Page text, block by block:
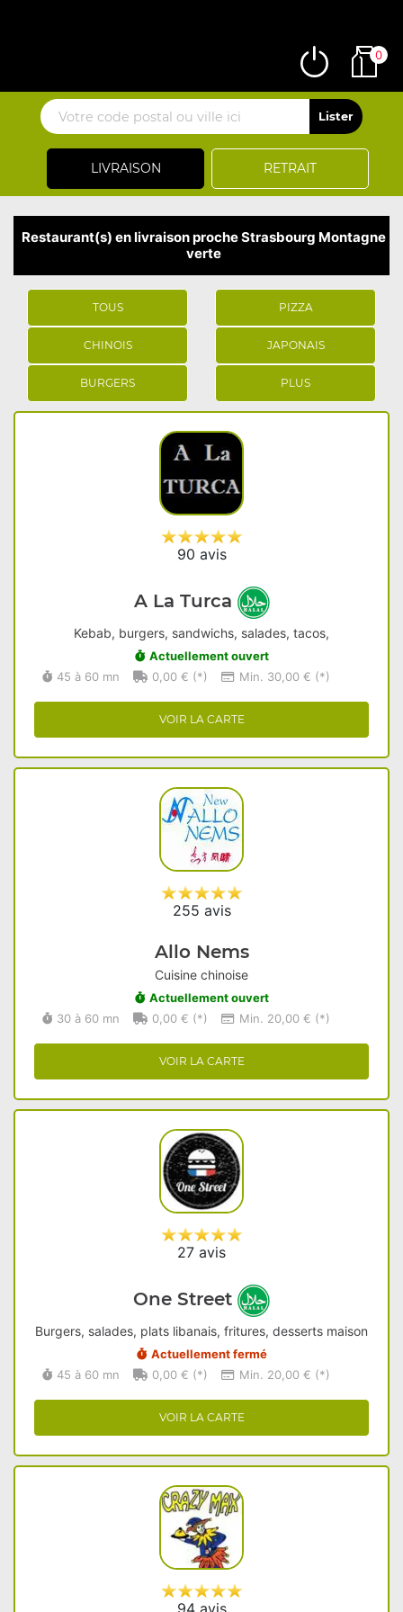
LIVRAISON RETRAIT
0
Restaurant(s) en livraison proche Strasbourg Montagne
verte
TOUS PIZZA
CHINOIS JAPONAIS
BURGERS PLUS
90 avis
A La Turca
Kebab, burgers, sandwichs, salades, tacos,
Actuellement ouvert
45 à 60 mn
0,00 € (*) Min. 30,00 € (*)
VOIR LA CARTE
255 avis
Allo Nems
Cuisine chinoise
Actuellement ouvert
30 à 60 mn
0,00 € (*) Min. 20,00 € (*)
VOIR LA CARTE
27 avis
One Street
Burgers, salades, plats libanais, fritures, desserts maison
Actuellement fermé
45 à 60 mn
0,00 € (*) Min. 20,00 € (*)
VOIR LA CARTE
94 avis